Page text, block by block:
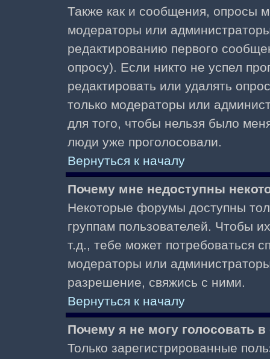
Также как и сообщения, опросы
модераторы или
редактированию первого
опросу). Если никто не успел
редактировать или удалять
только модераторы или
для того, чтобы нельзя было
люди уже проголосовали.
Вернуться к началу
Почему мне недоступны
Некоторые форумы доступны
группам пользователей. Чтобы
т.д., тебе может потребоваться
модераторы или
разрешение, свяжись с ними.
Вернуться к началу
Почему я не могу голосовать
Только зарегистрированные